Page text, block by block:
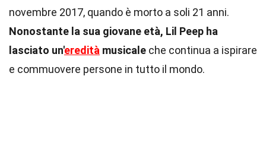
novembre 2017, quando è morto a soli 21 anni.
Nonostante la sua giovane età, Lil Peep ha
lasciato un'eredità musicale che continua a ispirare
e commuovere persone in tutto il mondo.